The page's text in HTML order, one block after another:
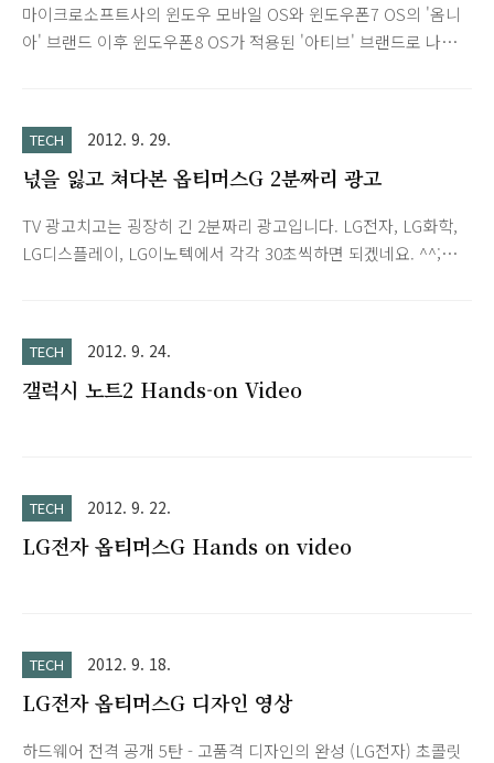
마이크로소프트사의 윈도우 모바일 OS와 윈도우폰7 OS의 '옴니
아' 브랜드 이후 윈도우폰8 OS가 적용된 '아티브' 브랜드로 나온
1280x720입니다. CPU는 1.5GHz 듀얼코어 그리고 램은 1GB입
니다. 저장메모리는 16기가와 32기가입니다. 카메라는 전면 190
만 화소, 후면 800만 화소입니다. Zune 유저라서 그런지 꼭 써보
TECH 2012. 9. 29.
넋을 잃고 쳐다본 옵티머스G 2분짜리 광고
TV 광고치고는 굉장히 긴 2분짜리 광고입니다. LG전자, LG화학,
LG디스플레이, LG이노텍에서 각각 30초씩하면 되겠네요. ^^;영
Broadband CF 극장용 버전 아쉽게도 아직 LG전자 공식 옵티머
스G 마이크로 사이트에 광고가 공개되진 않았네요.하지만 어느
분이 TV에 나오던 걸 녹화해서 직접 올리신 게 있어서 올려봅니
TECH 2012. 9. 24.
갤럭시 노트2 Hands-on Video
TECH 2012. 9. 22.
LG전자 옵티머스G Hands on video
TECH 2012. 9. 18.
LG전자 옵티머스G 디자인 영상
하드웨어 전격 공개 5탄 - 고품격 디자인의 완성 (LG전자) 초콜릿